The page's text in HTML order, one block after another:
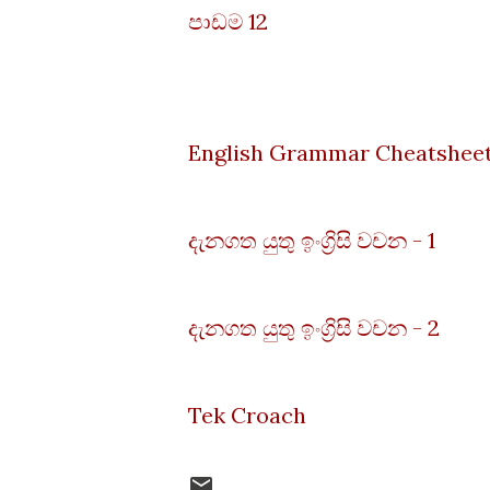
පාඩම 12
English Grammar
දැනගත යුතු ඉංග්‍රිසි වචන - 1
දැනගත යුතු ඉංග්‍රිසි වචන - 2
Tek Croach